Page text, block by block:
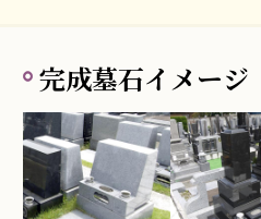
完成墓石イメージ